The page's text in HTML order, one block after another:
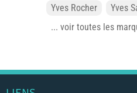
Yves Rocher
Yves
... voir toutes les